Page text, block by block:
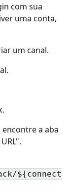
com sua
uma conta,
um canal.
encontre a aba
${connect